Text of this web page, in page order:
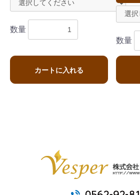
数量
カートに入れる
数量